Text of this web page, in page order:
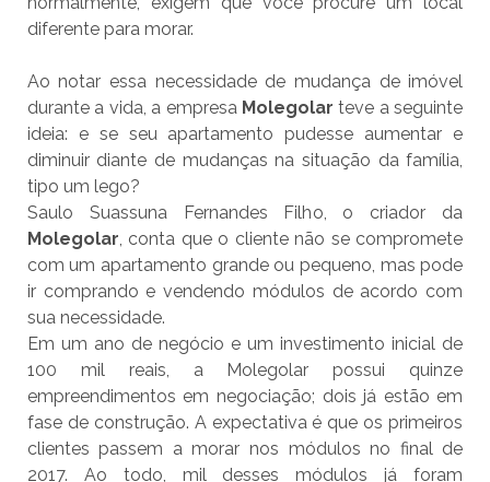
diferente para morar.
Ao notar essa necessidade de mudança de imóvel
durante a vida, a empresa Molegolar teve a seguinte
ideia: e se seu apartamento pudesse aumentar e
diminuir diante de mudanças na situação da família,
tipo um lego?
Saulo Suassuna Fernandes Filho, o criador da
Molegolar, conta que o cliente não se compromete
com um apartamento grande ou pequeno, mas pode
ir comprando e vendendo módulos de acordo com
sua necessidade.
Em um ano de negócio e um investimento inicial de
100 mil reais, a Molegolar possui quinze
empreendimentos em negociação; dois já estão em
fase de construção. A expectativa é que os primeiros
clientes passem a morar nos módulos no final de
2017. Ao todo, mil desses módulos já foram